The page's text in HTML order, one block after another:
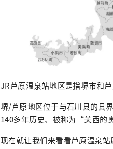
JR芦原温泉站地区是指堺市和芦
堺/芦原地区位于与石川县的县
140多年历史、被称为“关西的
现在就让我们来看看芦原温泉站